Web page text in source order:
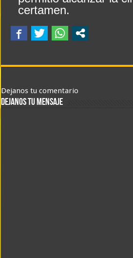
certamen.
Dejanos tu comentario
DEJANOS TU MENSAJE